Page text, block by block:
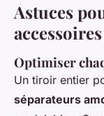
Astuces
Optimiser
Un tiroir entier
séparateurs